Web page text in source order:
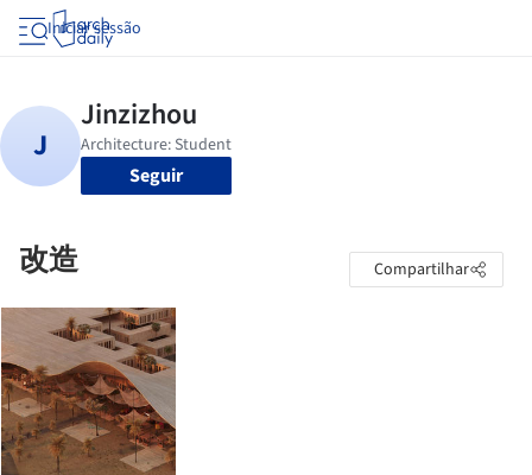
Iniciar sessão
Seguir
改造 Compartilhar